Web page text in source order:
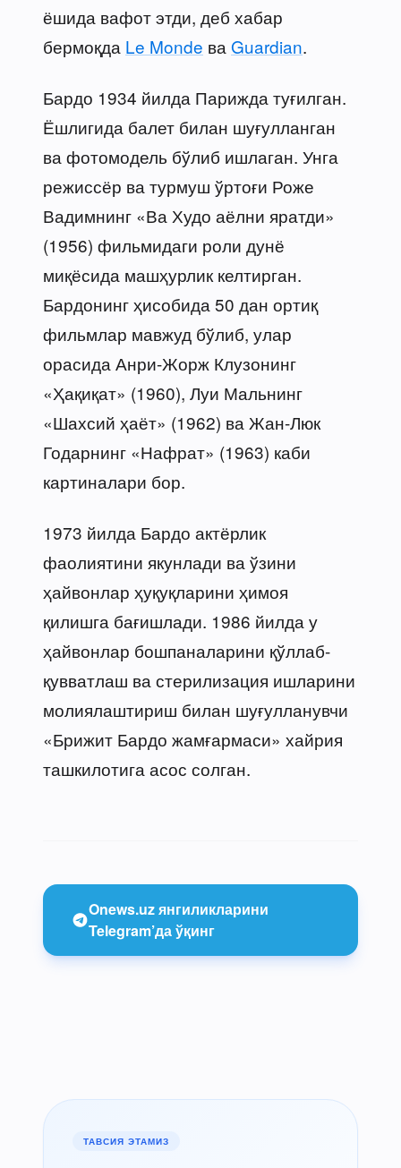
ёшида вафот этди, деб хабар
бермоқда Le Monde ва Guardian.
Бардо 1934 йилда Парижда туғилган.
Ёшлигида балет билан шуғулланган
ва фотомодель бўлиб ишлаган. Унга
режиссёр ва турмуш ўртоғи Роже
Вадимнинг «Ва Худо аёлни яратди»
(1956) фильмидаги роли дунё
миқёсида машҳурлик келтирган.
Бардонинг ҳисобида 50 дан ортиқ
фильмлар мавжуд бўлиб, улар
орасида Анри-Жорж Клузонинг
«Ҳақиқат» (1960), Луи Мальнинг
«Шахсий ҳаёт» (1962) ва Жан-Люк
Годарнинг «Нафрат» (1963) каби
картиналари бор.
1973 йилда Бардо актёрлик
фаолиятини якунлади ва ўзини
ҳайвонлар ҳуқуқларини ҳимоя
қилишга бағишлади. 1986 йилда у
ҳайвонлар бошпаналарини қўллаб-
қувватлаш ва стерилизация ишларини
молиялаштириш билан шуғулланувчи
«Брижит Бардо жамғармаси» хайрия
ташкилотига асос солган.
Onews.uz янгиликларини
Telegram’да ўқинг
ТАВСИЯ ЭТАМИЗ